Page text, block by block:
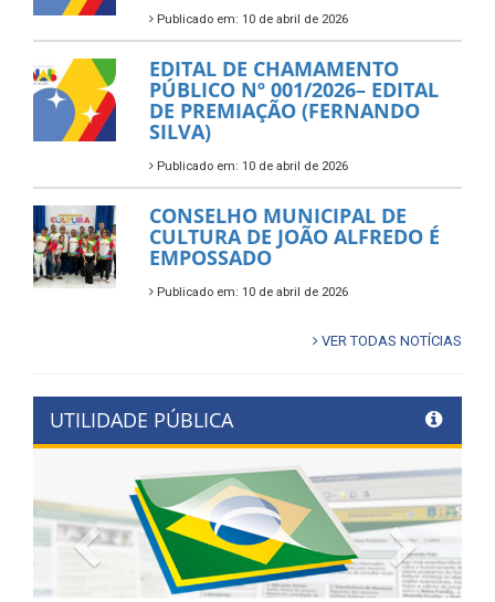
Publicado em: 10 de abril de 2026
EDITAL DE CHAMAMENTO
PÚBLICO Nº 001/2026– EDITAL
DE PREMIAÇÃO (FERNANDO
SILVA)
Publicado em: 10 de abril de 2026
CONSELHO MUNICIPAL DE
CULTURA DE JOÃO ALFREDO É
EMPOSSADO
Publicado em: 10 de abril de 2026
VER TODAS NOTÍCIAS
UTILIDADE PÚBLICA
Previous Next